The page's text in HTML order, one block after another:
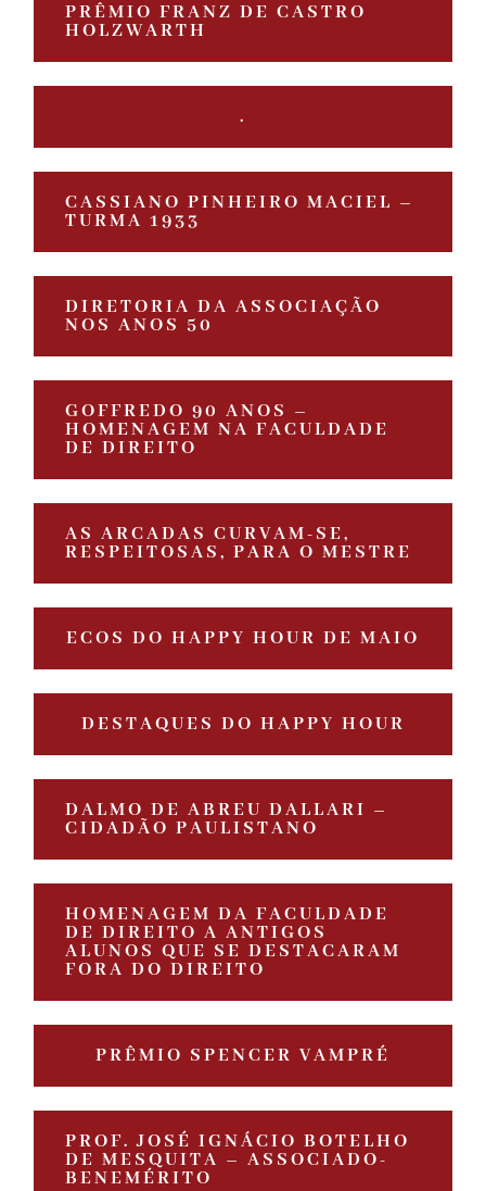
PRÊMIO FRANZ DE CASTRO
HOLZWARTH
.
CASSIANO PINHEIRO MACIEL –
TURMA 1933
DIRETORIA DA ASSOCIAÇÃO
NOS ANOS 50
GOFFREDO 90 ANOS –
HOMENAGEM NA FACULDADE
DE DIREITO
AS ARCADAS CURVAM-SE,
RESPEITOSAS, PARA O MESTRE
ECOS DO HAPPY HOUR DE MAIO
DESTAQUES DO HAPPY HOUR
DALMO DE ABREU DALLARI –
CIDADÃO PAULISTANO
HOMENAGEM DA FACULDADE
DE DIREITO A ANTIGOS
ALUNOS QUE SE DESTACARAM
FORA DO DIREITO
PRÊMIO SPENCER VAMPRÉ
PROF. JOSÉ IGNÁCIO BOTELHO
DE MESQUITA – ASSOCIADO-
BENEMÉRITO